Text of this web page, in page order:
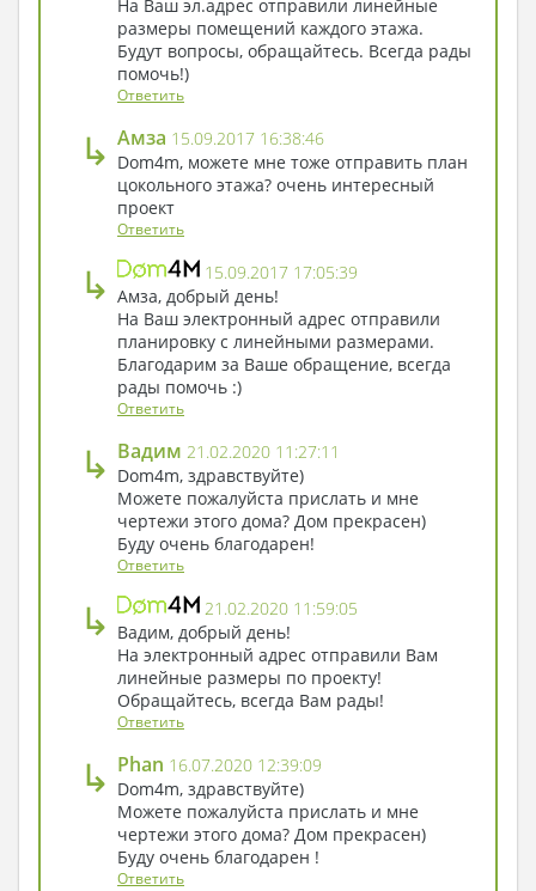
На Ваш эл.адрес отправили линейные
размеры помещений каждого этажа.
Будут вопросы, обращайтесь. Всегда рады
помочь!)
Ответить
↳ Амза 15.09.2017 16:38:46
Dom4m, можете мне тоже отправить план
цокольного этажа? очень интересный
проект
Ответить
↳
15.09.2017 17:05:39
Амза, добрый день!
На Ваш электронный адрес отправили
планировку с линейными размерами.
Благодарим за Ваше обращение, всегда
рады помочь :)
Ответить
↳ Вадим 21.02.2020 11:27:11
Dom4m, здравствуйте)
Можете пожалуйста прислать и мне
чертежи этого дома? Дом прекрасен)
Буду очень благодарен!
Ответить
↳
21.02.2020 11:59:05
Вадим, добрый день!
На электронный адрес отправили Вам
линейные размеры по проекту!
Обращайтесь, всегда Вам рады!
Ответить
↳ Phan 16.07.2020 12:39:09
Dom4m, здравствуйте)
Можете пожалуйста прислать и мне
чертежи этого дома? Дом прекрасен)
Буду очень благодарен !
Ответить